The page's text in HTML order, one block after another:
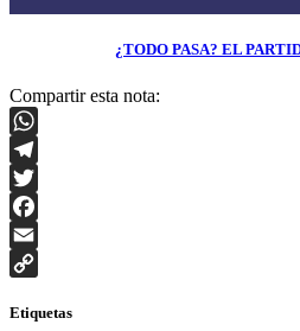
¿TODO PASA? EL
Compartir esta nota:
WhatsApp
Telegram
Twitter
Facebook
Email
Link
Etiquetas